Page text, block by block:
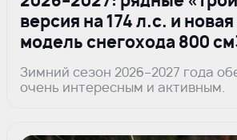
версия на 174 л.с. и
модель снегохода 800
Зимний сезон 2026–2027 года
очень интересным и активным.